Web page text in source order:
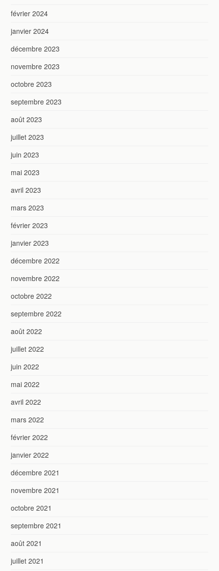
février 2024
janvier 2024
décembre 2023
novembre 2023
octobre 2023
septembre 2023
août 2023
juillet 2023
juin 2023
mai 2023
avril 2023
mars 2023
février 2023
janvier 2023
décembre 2022
novembre 2022
octobre 2022
septembre 2022
août 2022
juillet 2022
juin 2022
mai 2022
avril 2022
mars 2022
février 2022
janvier 2022
décembre 2021
novembre 2021
octobre 2021
septembre 2021
août 2021
juillet 2021